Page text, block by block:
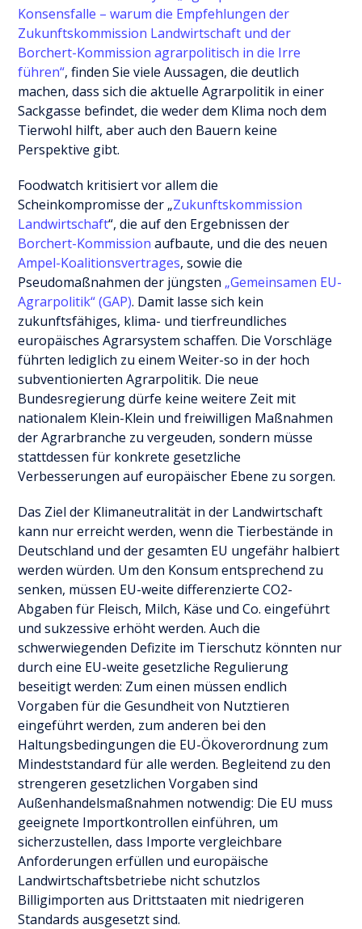
Konsensfalle – warum die Empfehlungen der
Zukunftskommission Landwirtschaft und der
Borchert-Kommission agrarpolitisch in die Irre
führen“, finden Sie viele Aussagen, die deutlich
machen, dass sich die aktuelle Agrarpolitik in einer
Sackgasse befindet, die weder dem Klima noch dem
Tierwohl hilft, aber auch den Bauern keine
Perspektive gibt.
Foodwatch kritisiert vor allem die
Scheinkompromisse der „Zukunftskommission
Landwirtschaft“, die auf den Ergebnissen der
Borchert-Kommissionaufbaute, und die des neuen
Ampel-Koalitionsvertrages, sowie die
Pseudomaßnahmen der jüngsten „Gemeinsamen EU-
Agrarpolitik“ (GAP). Damit lasse sich kein
zukunftsfähiges, klima- und tierfreundliches
europäisches Agrarsystem schaffen. Die Vorschläge
führten lediglich zu einem Weiter-so in der hoch
subventionierten Agrarpolitik. Die neue
Bundesregierung dürfe keine weitere Zeit mit
nationalem Klein-Klein und freiwilligen Maßnahmen
der Agrarbranche zu vergeuden, sondern müsse
stattdessen für konkrete gesetzliche
Verbesserungen auf europäischer Ebene zu sorgen.
Das Ziel der Klimaneutralität in der Landwirtschaft
kann nur erreicht werden, wenn die Tierbestände in
Deutschland und der gesamten EU ungefähr halbiert
werden würden. Um den Konsum entsprechend zu
senken, müssen EU-weite differenzierte CO2-
Abgaben für Fleisch, Milch, Käse und Co. eingeführt
und sukzessive erhöht werden. Auch die
schwerwiegenden Defizite im Tierschutz könnten nur
durch eine EU-weite gesetzliche Regulierung
beseitigt werden: Zum einen müssen endlich
Vorgaben für die Gesundheit von Nutztieren
eingeführt werden, zum anderen bei den
Haltungsbedingungen die EU-Ökoverordnung zum
Mindeststandard für alle werden. Begleitend zu den
strengeren gesetzlichen Vorgaben sind
Außenhandelsmaßnahmen notwendig: Die EU muss
geeignete Importkontrollen einführen, um
sicherzustellen, dass Importe vergleichbare
Anforderungen erfüllen und europäische
Landwirtschaftsbetriebe nicht schutzlos
Billigimporten aus Drittstaaten mit niedrigeren
Standards ausgesetzt sind.